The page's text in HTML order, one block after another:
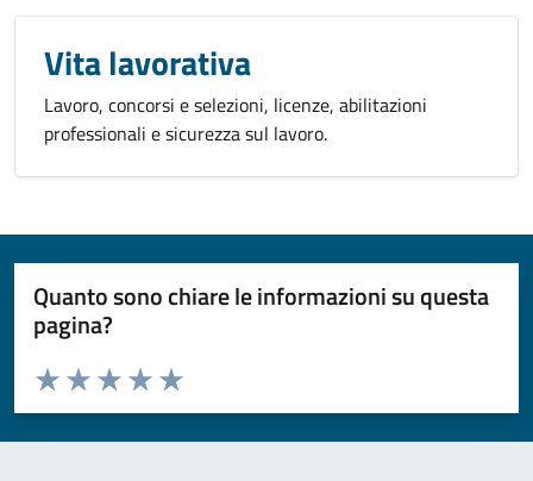
Vita lavorativa
Lavoro, concorsi e selezioni, licenze, abilitazioni
professionali e sicurezza sul lavoro.
Quanto sono chiare le informazioni su questa
pagina?
Valuta da 1 a 5 stelle la pagina
Valuta 5 stelle su 5
Valuta 4 stelle su 5
Valuta 3 stelle su 5
Valuta 2 stelle su 5
Valuta 1 stelle su 5